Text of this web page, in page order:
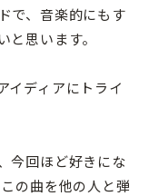
で、音楽的にもす
思います。
イディアにトライ
今回ほど好きにな
の曲を他の人と弾